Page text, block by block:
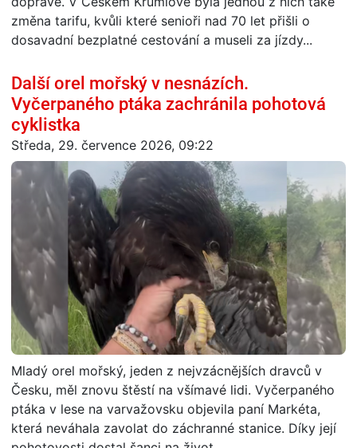
změna tarifu, kvůli které senioři nad 70 let přišli o
dosavadní bezplatné cestování a museli za jízdy...
Další orel mořský v nesnázích.
Vyčerpaného ptáka zachránila pohotová
cyklistka
Středa, 29. července 2026, 09:22
Mladý orel mořský, jeden z nejvzácnějších dravců v
Česku, měl znovu štěstí na všímavé lidi. Vyčerpaného
ptáka v lese na varvažovsku objevila paní Markéta,
která neváhala zavolat do záchranné stanice. Díky její